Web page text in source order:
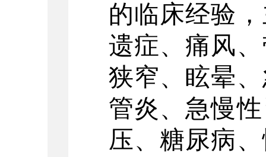
的临床经验
遗症、痛风
狭窄、眩晕
管炎、急慢
压、糖尿病